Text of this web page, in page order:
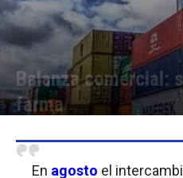
Balanza comercial:
farma
En agosto el